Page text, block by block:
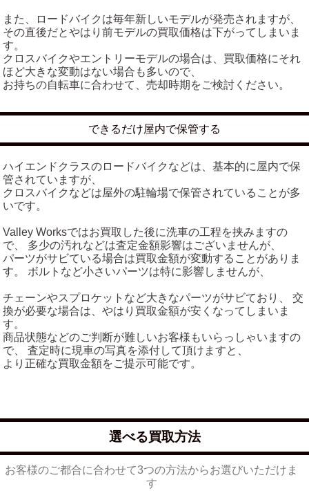
また、ロードバイクは毎年新しいモデルが発売されますが、
その直後だとやはり前モデルの買取価格は下がってしまいま
す。
クロスバイクやエントリーモデルの場合は、買取価格にそれ
ほど大きな変動はない場合も多いので、
お持ちの自転車に合わせて、売却時期をご検討ください。
できるだけ屋内で保管する
ハイエンドクラスのロードバイクなどは、基本的に屋内で保
管されていますが、
クロスバイクなどは屋外の駐輪場で保管されていることが多
いです。
Valley Worksではお買取した後に洗車の工程を挟みますの
で、 多少の汚れなどは査定金額影響はございませんが、
パーツがサビている場合は買取金額が変動することがありま
す。 ボルトなど小さいパーツは特に影響しませんが、
チェーンやスプロケットなど大きなパーツがサビており、 交
換が必要な場合は、やはり買取金額が安くなってしまいま
す。
商品状態などのご判断が難しいお客様もいらっしゃいますの
で、 査定時に現車の写真を添付して頂けますと、
より正確な買取金額をご提示可能です。
選べる買取方法
お客様のご都合に合わせて3つの方法からお選びいただけま
す